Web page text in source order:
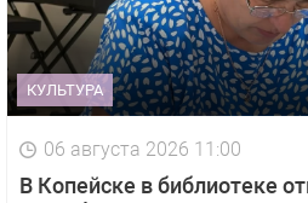
КУЛЬТУРА
06 августа 2026 11:00
В Копейске в библиотеке